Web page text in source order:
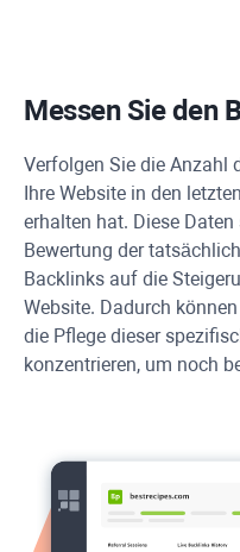
Messen Sie den
Verfolgen Sie die Anzahl
Ihre Website in den
erhalten hat. Diese
Bewertung der
Backlinks auf die
Website. Dadurch
die Pflege dieser
konzentrieren, um noch